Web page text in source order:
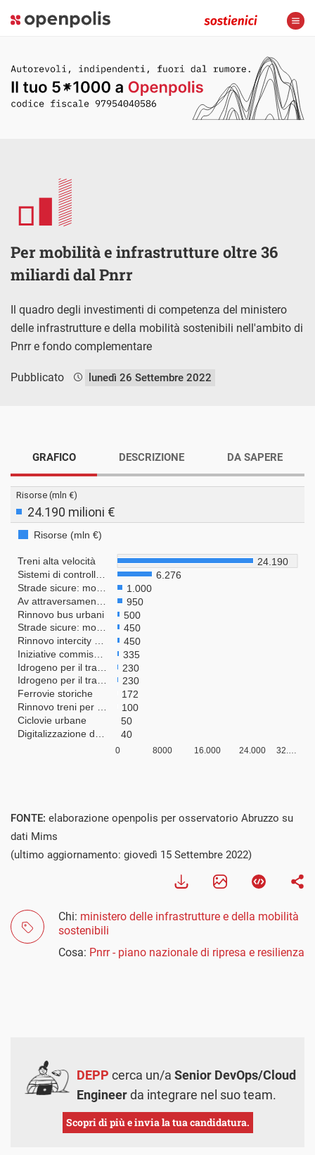
Per mobilità e infrastrutture oltre 36
miliardi dal Pnrr
Il quadro degli investimenti di competenza del ministero
delle infrastrutture e della mobilità sostenibili nell'ambito di
Pnrr e fondo complementare
Pubblicato lunedì 26 Settembre 2022
GRAFICO DESCRIZIONE DA SAPERE
FONTE: elaborazione openpolis per osservatorio Abruzzo su
dati Mims
(ultimo aggiornamento: giovedì 15 Settembre 2022)
Chi: ministero delle infrastrutture e della mobilità
sostenibili
Cosa: Pnrr - piano nazionale di ripresa e resilienza
DEPP cerca un/a Senior DevOps/Cloud
Engineerda integrare nel suo team.
Scopri di più e invia la tua candidatura.